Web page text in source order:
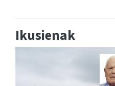
Ikusienak